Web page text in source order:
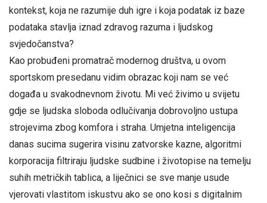
kontekst, koja ne razumije duh igre i koja podatak iz baze
podataka stavlja iznad zdravog razuma i ljudskog
svjedočanstva?
Kao probuđeni promatrač modernog društva, u ovom
sportskom presedanu vidim obrazac koji nam se već
događa u svakodnevnom životu. Mi već živimo u svijetu
gdje se ljudska sloboda odlučivanja dobrovoljno ustupa
strojevima zbog komfora i straha. Umjetna inteligencija
danas sucima sugerira visinu zatvorske kazne, algoritmi
korporacija filtriraju ljudske sudbine i životopise na temelju
suhih metričkih tablica, a liječnici se sve manje usude
vjerovati vlastitom iskustvu ako se ono kosi s digitalnim